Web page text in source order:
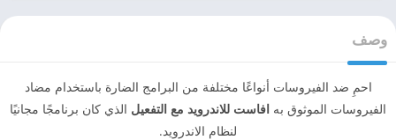
وصف
احمِ ضد الفيروسات أنواعًا مختلفة من البرامج الضارة باستخدام مضاد
الفيروسات الموثوق به افاست للاندرويد مع التفعيل الذي كان برنامجًا مجانيًا
لنظام الاندرويد.